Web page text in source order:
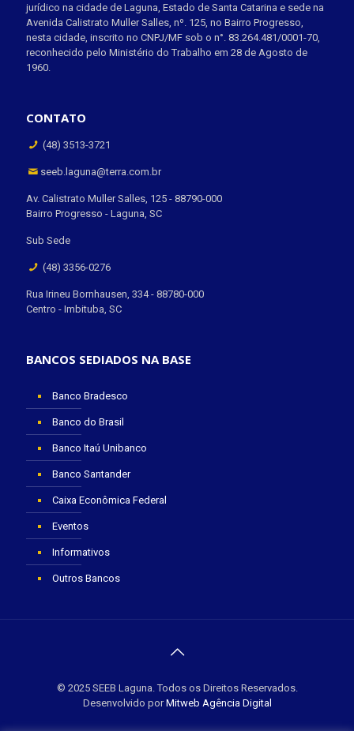
jurídico na cidade de Laguna, Estado de Santa Catarina e sede na
Avenida Calistrato Muller Salles, nº. 125, no Bairro Progresso,
nesta cidade, inscrito no CNPJ/MF sob o n°. 83.264.481/0001-70,
reconhecido pelo Ministério do Trabalho em 28 de Agosto de
1960.
CONTATO
(48) 3513-3721
seeb.laguna@terra.com.br
Av. Calistrato Muller Salles, 125 - 88790-000
Bairro Progresso - Laguna, SC
Sub Sede
(48) 3356-0276
Rua Irineu Bornhausen, 334 - 88780-000
Centro - Imbituba, SC
BANCOS SEDIADOS NA BASE
Banco Bradesco
Banco do Brasil
Banco Itaú Unibanco
Banco Santander
Caixa Econômica Federal
Eventos
Informativos
Outros Bancos
© 2025 SEEB Laguna. Todos os Direitos Reservados.
Desenvolvido porMitweb Agência Digital